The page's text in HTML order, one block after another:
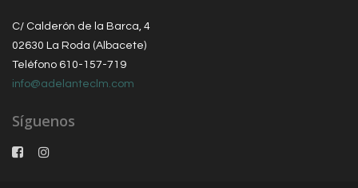
C/ Calderón de la Barca, 4
02630 La Roda (Albacete)
Teléfono 610-157-719
info@adelanteclm.com
Síguenos